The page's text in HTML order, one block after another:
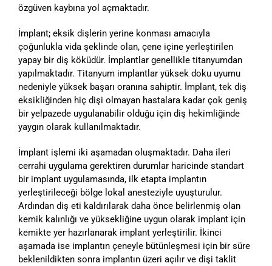
özgüven kaybına yol açmaktadır.
İmplant; eksik dişlerin yerine konması amacıyla
çoğunlukla vida şeklinde olan, çene içine yerleştirilen
yapay bir diş köküdür. İmplantlar genellikle titanyumdan
yapılmaktadır. Titanyum implantlar yüksek doku uyumu
nedeniyle yüksek başarı oranına sahiptir. İmplant, tek diş
eksikliğinden hiç dişi olmayan hastalara kadar çok geniş
bir yelpazede uygulanabilir olduğu için diş hekimliğinde
yaygın olarak kullanılmaktadır.
İmplant işlemi iki aşamadan oluşmaktadır. Daha ileri
cerrahi uygulama gerektiren durumlar haricinde standart
bir implant uygulamasında, ilk etapta implantın
yerleştirileceği bölge lokal anesteziyle uyuşturulur.
Ardından diş eti kaldırılarak daha önce belirlenmiş olan
kemik kalınlığı ve yüksekliğine uygun olarak implant için
kemikte yer hazırlanarak implant yerleştirilir. İkinci
aşamada ise implantın çeneyle bütünleşmesi için bir süre
beklenildikten sonra implantın üzeri açılır ve dişi taklit